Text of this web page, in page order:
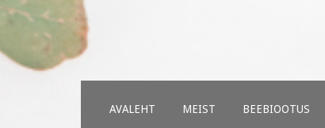
AVALEHT MEIST BEEBIOOTUS